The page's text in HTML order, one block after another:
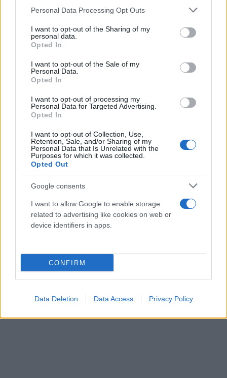
Please note that this website/app uses one or more Google
not limited to your visit or usage behaviour. You may click to
grant or deny consent to Google and its third-party tags to
use your data for below specified purposes in below Google
consent section.
Personal Data Processing Opt Outs
I want to opt-out of the Sharing of my
personal data.
Opted In
I want to opt-out of the Sale of my
Personal Data.
Opted In
I want to opt-out of processing my
Personal Data for Targeted Advertising.
Opted In
I want to opt-out of Collection, Use,
Retention, Sale, and/or Sharing of my
Personal Data that Is Unrelated with the
Purposes for which it was collected.
Opted Out
Google consents
I want to allow Google to enable storage
related to advertising like cookies on web or
device identifiers in apps.
CONFIRM
Data Deletion Data Access Privacy Policy
Περιφέρεια Αττικής, «η παραμονή όλων των
κατοίκων των Προσφυγικών στα σπίτια, στον τόπο
και την περιοχή που διαμένουν και έχουν συνδεθεί
και να αναλάβει την αποκατάσταση των
Προσφυγικών η Αστική Μη Κερδοσκοπική Εταιρεία
«Κάτοικοι και Φίλοι Προσφυγικών Λ. Αλεξάνδρας»
με δική της χρηματοδότηση.